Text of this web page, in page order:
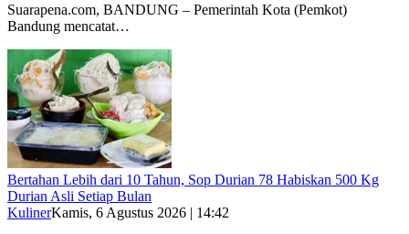
Suarapena.com, BANDUNG – Pemerintah Kota (Pemkot)
Bandung mencatat…
Bertahan Lebih dari 10 Tahun, Sop Durian 78 Habiskan 500 Kg
Durian Asli Setiap Bulan
KulinerKamis, 6 Agustus 2026 | 14:42